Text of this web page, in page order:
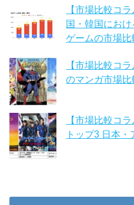
【市場比較コ
国・韓国にお
ゲームの市場比
【市場比較コ
のマンガ市場比
【市場比較コ
トップ3 日本